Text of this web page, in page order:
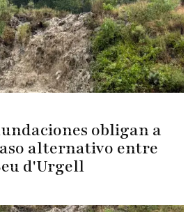
obligan a
alternativo entre
d'Urgell